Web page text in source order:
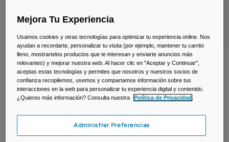
Accessorios
Ver todo
Botella térmica Thrive™ 600 ml – acero
inoxidable
N.º de artículo38254-D49-OS
39,99 €
Mejora Tu Experiencia
Usamos cookies y otras tecnologías para optimizar tu experiencia online. Nos
ayudan a recordarte, personalizar tu visita (por ejemplo, mantener tu carrito
lleno, mostrartelos productos que te interesan y enviarte anuncios más
relevantes) y mejorar nuestra web. Al hacer clic en "Aceptar y Continuar",
aceptas estas tecnologías y permites que nosotros y nuestros socios de
confianza recopilemos, usemos y compartamos información sobre tus
interacciones en la web para personalizar tu experiencia digital y contenido.
¿Quieres más información? Consulta nuestra
Política de Privacidad
Administrar Preferencias